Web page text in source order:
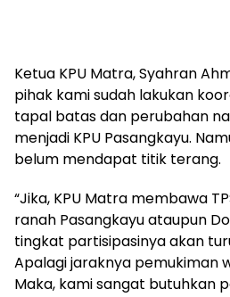
Ketua KPU Matra, Syahran
pihak kami sudah lakukan
tapal batas dan perubahan
menjadi KPU Pasangkayu.
belum mendapat titik terang.
“Jika, KPU Matra membawa
ranah Pasangkayu ataupun
tingkat partisipasinya akan
Apalagi jaraknya pemukiman
Maka, kami sangat butuhkan